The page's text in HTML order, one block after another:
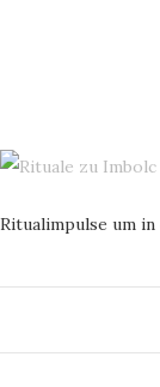
Ritualimpulse um